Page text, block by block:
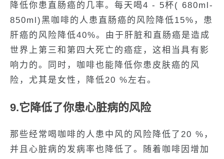
降低你患直肠癌的几率。每天喝4 - 5杯( 680ml-
850ml)黑咖啡的人患直肠癌的风险降低15%，患
肝癌的风险降低40%。由于肝脏和直肠癌是造成
世界上第三和第四大死亡的癌症，这相当具有影
响力的。同时，咖啡也能降低你患皮肤癌的风
险，尤其是女性，降低20 %左右。
9.它降低了你患心脏病的风险
那些经常喝咖啡的人患中风的风险降低了20 %，
并且心脏病的发病率也降低了。随着咖啡因增加